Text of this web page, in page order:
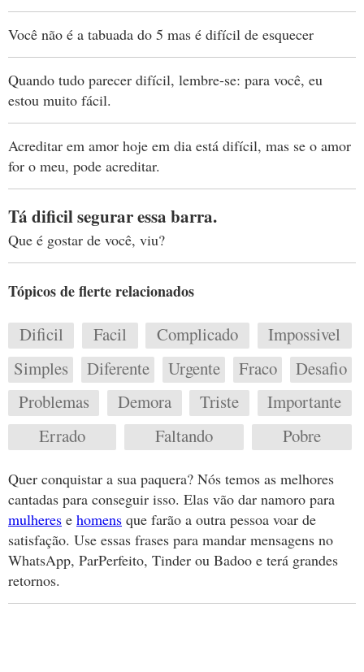
Você não é a tabuada do 5 mas é difícil de esquecer
Quando tudo parecer difícil, lembre-se: para você, eu
estou muito fácil.
Acreditar em amor hoje em dia está difícil, mas se o amor
for o meu, pode acreditar.
Tá dificil segurar essa barra.
Que é gostar de você, viu?
Tópicos de flerte relacionados
Dificil Facil Complicado
Impossivel
Simples
Diferente Urgente Fraco
Desafio
Problemas
Demora Triste
Importante
Errado
Faltando Pobre
Quer conquistar a sua paquera? Nós temos as melhores
cantadas para conseguir isso. Elas vão dar namoro para
mulheres e homens que farão a outra pessoa voar de
satisfação. Use essas frases para mandar mensagens no
WhatsApp, ParPerfeito, Tinder ou Badoo e terá grandes
retornos.